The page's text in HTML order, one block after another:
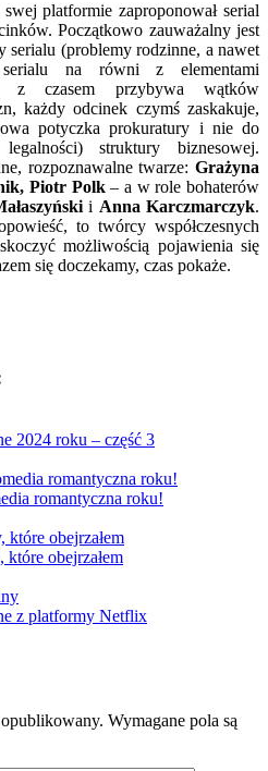
platformie zaproponował serial
Początkowo zauważalny jest
serialu (problemy rodzinne, a nawet
na równi z elementami
z czasem przybywa wątków
każdy odcinek czymś zaskakuje,
potyczka prokuratury i nie do
struktury biznesowej.
rozpoznawalne twarze: Grażyna
Piotr Polk– a w role bohaterów
i Anna Karczmarczyk.
to twórcy współczesnych
możliwością pojawienia się
się doczekamy, czas pokaże.
2024 roku – część 3
romantyczna roku!
obejrzałem
z platformy Netflix
Wymagane pola są